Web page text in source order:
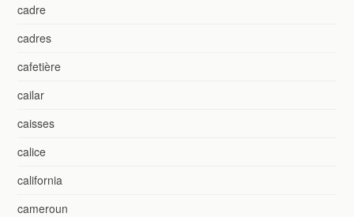
cadre
cadres
cafetière
cailar
caisses
calice
california
cameroun